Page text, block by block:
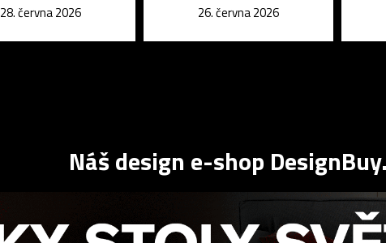
28. června 2026 26. června 2026
Náš design e-shop